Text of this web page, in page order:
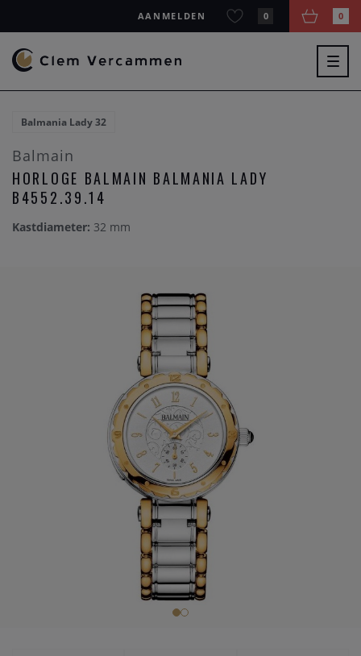
AANMELDEN 0 0
Balmania Lady 32
Balmain
HORLOGE BALMAIN BALMANIA LADY
B4552.39.14
Kastdiameter: 32 mm